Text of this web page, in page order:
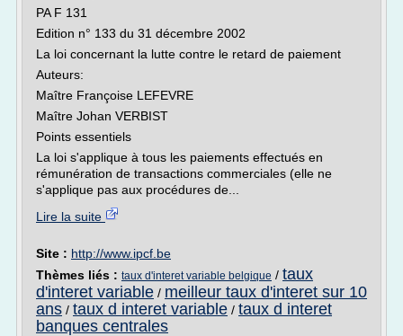
PA F 131
Edition n° 133 du 31 décembre 2002
La loi concernant la lutte contre le retard de paiement
Auteurs:
Maître Françoise LEFEVRE
Maître Johan VERBIST
Points essentiels
La loi s'applique à tous les paiements effectués en
rémunération de transactions commerciales (elle ne
s'applique pas aux procédures de...
Lire la suite
Site : http://www.ipcf.be
Thèmes liés : taux d'interet variable belgique / taux
d'interet variable / meilleur taux d'interet sur 10
ans / taux d interet variable / taux d interet
banques centrales